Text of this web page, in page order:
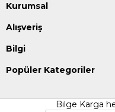
Kurumsal
Alışveriş
Bilgi
Popüler Kategoriler
Bilge Karga